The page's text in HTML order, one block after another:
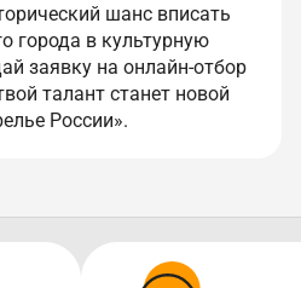
шанс вписать
города в культурную
заявку на онлайн-отбор
талант станет новой
России».